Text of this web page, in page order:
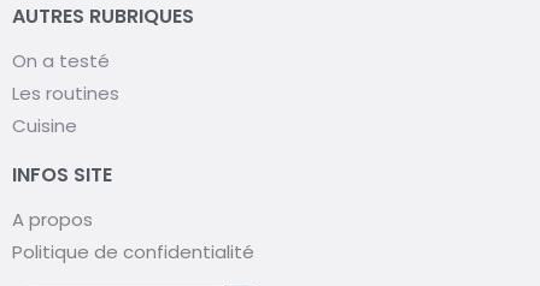
AUTRES RUBRIQUES
On a testé
Les routines
Cuisine
INFOS SITE
A propos
Politique de confidentialité